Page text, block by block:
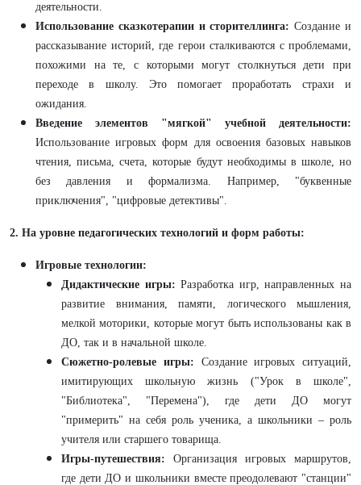
деятельности.
Использование сказкотерапии и сторителлинга: Создание и
рассказывание историй, где герои сталкиваются с проблемами,
похожими на те, с которыми могут столкнуться дети при
переходе в школу. Это помогает проработать страхи и
ожидания.
Введение элементов "мягкой" учебной деятельности:
Использование игровых форм для освоения базовых навыков
чтения, письма, счета, которые будут необходимы в школе, но
без давления и формализма. Например, "буквенные
приключения", "цифровые детективы".
2. На уровне педагогических технологий и форм работы:
Игровые технологии:
Дидактические игры: Разработка игр, направленных на
развитие внимания, памяти, логического мышления,
мелкой моторики, которые могут быть использованы как в
ДО, так и в начальной школе.
Сюжетно-ролевые игры: Создание игровых ситуаций,
имитирующих школьную жизнь ("Урок в школе",
"Библиотека", "Перемена"), где дети ДО могут
"примерить" на себя роль ученика, а школьники – роль
учителя или старшего товарища.
Игры-путешествия: Организация игровых маршрутов,
где дети ДО и школьники вместе преодолевают "станции"